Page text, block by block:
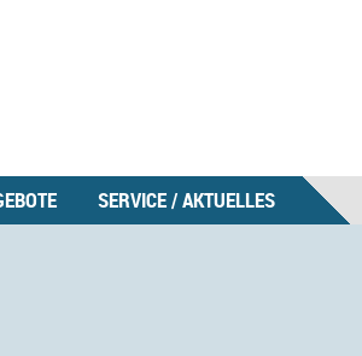
SERVICE / AKTUELLES